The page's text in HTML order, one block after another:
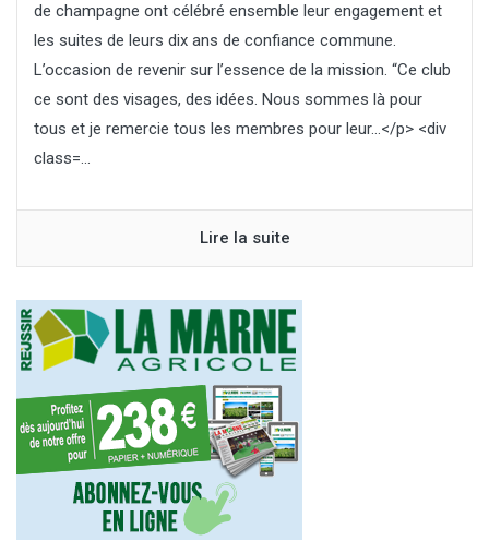
de champagne ont célébré ensemble leur engagement et
les suites de leurs dix ans de confiance commune.
L’occasion de revenir sur l’essence de la mission. “Ce club
ce sont des visages, des idées. Nous sommes là pour
tous et je remercie tous les membres pour leur…</p> <div
class=...
Lire la suite